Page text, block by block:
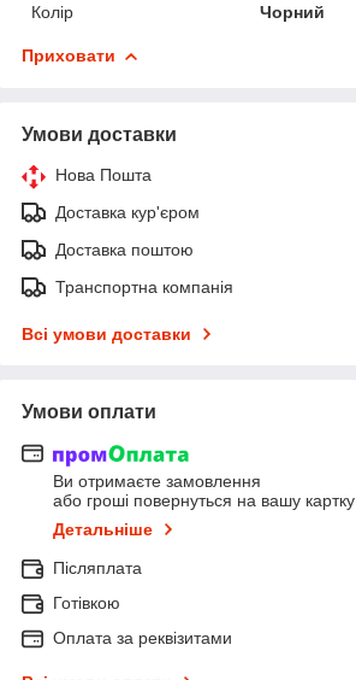
Колір
Чорний
Приховати
Умови доставки
Нова Пошта
Доставка кур'єром
Доставка поштою
Транспортна компанія
Всі умови доставки
Умови оплати
Ви отримаєте замовлення
або гроші повернуться на вашу картку
Детальніше
Післяплата
Готівкою
Оплата за реквізитами